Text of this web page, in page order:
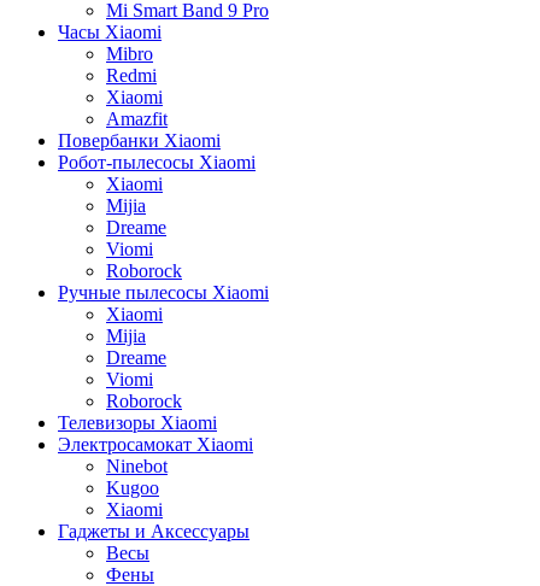
Mi Smart Band 9 Pro
Часы Xiaomi
Mibro
Redmi
Xiaomi
Amazfit
Повербанки Xiaomi
Робот-пылесосы Xiaomi
Xiaomi
Mijia
Dreame
Viomi
Roborock
Ручные пылесосы Xiaomi
Xiaomi
Mijia
Dreame
Viomi
Roborock
Телевизоры Xiaomi
Электросамокат Xiaomi
Ninebot
Kugoo
Xiaomi
Гаджеты и Аксессуары
Весы
Фены